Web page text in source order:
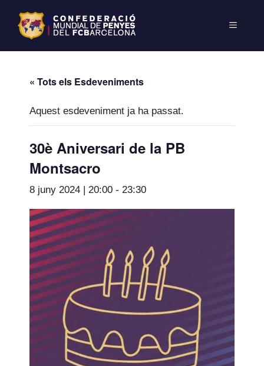
« Tots els Esdeveniments
Aquest esdeveniment ja ha passat.
30è Aniversari de la PB
Montsacro
8 juny 2024 | 20:00 - 23:30